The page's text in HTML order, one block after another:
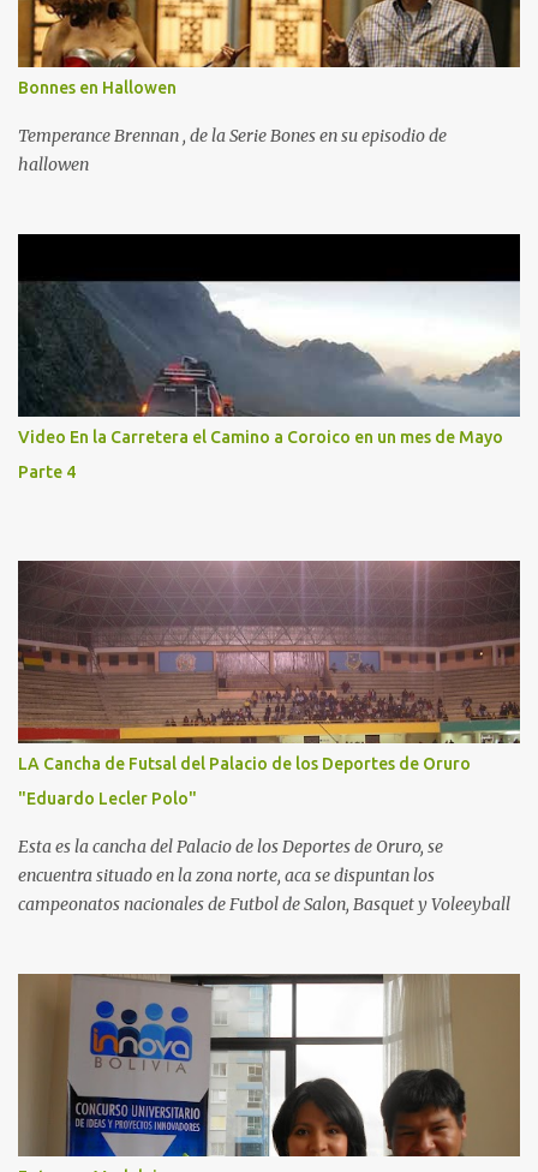
Bonnes en Hallowen
Temperance Brennan , de la Serie Bones en su episodio de
hallowen
Video En la Carretera el Camino a Coroico en un mes de Mayo
Parte 4
LA Cancha de Futsal del Palacio de los Deportes de Oruro
"Eduardo Lecler Polo"
Esta es la cancha del Palacio de los Deportes de Oruro, se
encuentra situado en la zona norte, aca se dispuntan los
campeonatos nacionales de Futbol de Salon, Basquet y Voleeyball